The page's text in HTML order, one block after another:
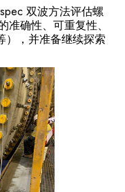
双波方法评估螺
确性、可重复性、
），并准备继续探索